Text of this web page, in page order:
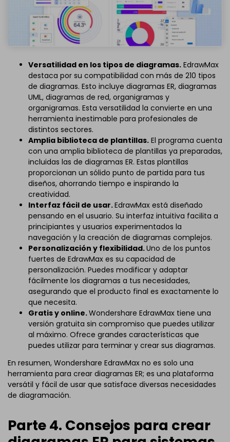
Versatilidad en los tipos de diagramas. EdrawMax
destaca por su compatibilidad con más de 210 tipos
de diagramas. Esto incluye diagramas ER, diagramas
UML, diagramas de red, organigramas y
organigramas. Esta versatilidad la convierte en una
herramienta inestimable para profesionales de
distintos sectores.
Amplia biblioteca de plantillas. El programa cuenta
con una amplia biblioteca de plantillas ya preparadas,
incluidas las de diagramas ER. Estas plantillas
proporcionan un sólido punto de partida para tus
diseños, ahorrando tiempo e inspirando la
creatividad.
Interfaz fácil de usar.EdrawMax está diseñado
pensando en el usuario. Su interfaz intuitiva facilita a
principiantes y usuarios experimentados la
navegación y la creación de diagramas complejos.
Personalización y flexibilidad.Uno de los puntos
fuertes de EdrawMax es su capacidad de
personalización. Puedes modificar y adaptar
fácilmente los diagramas a tus necesidades,
asegurando que el producto final es exactamente lo
que necesita.
Gratis y online.Wondershare EdrawMax tiene una
versión gratuita sin compromiso que puedes utilizar
al máximo. Ofrece grandes características que
puedes utilizar para terminar y crear sus diagramas.
En resumen, Wondershare EdrawMax no es solo una
herramienta para crear diagramas ER; es una plataforma
versátil y fácil de usar que satisface diversas necesidades
de diagramación.
Parte 4. Consejos para crear